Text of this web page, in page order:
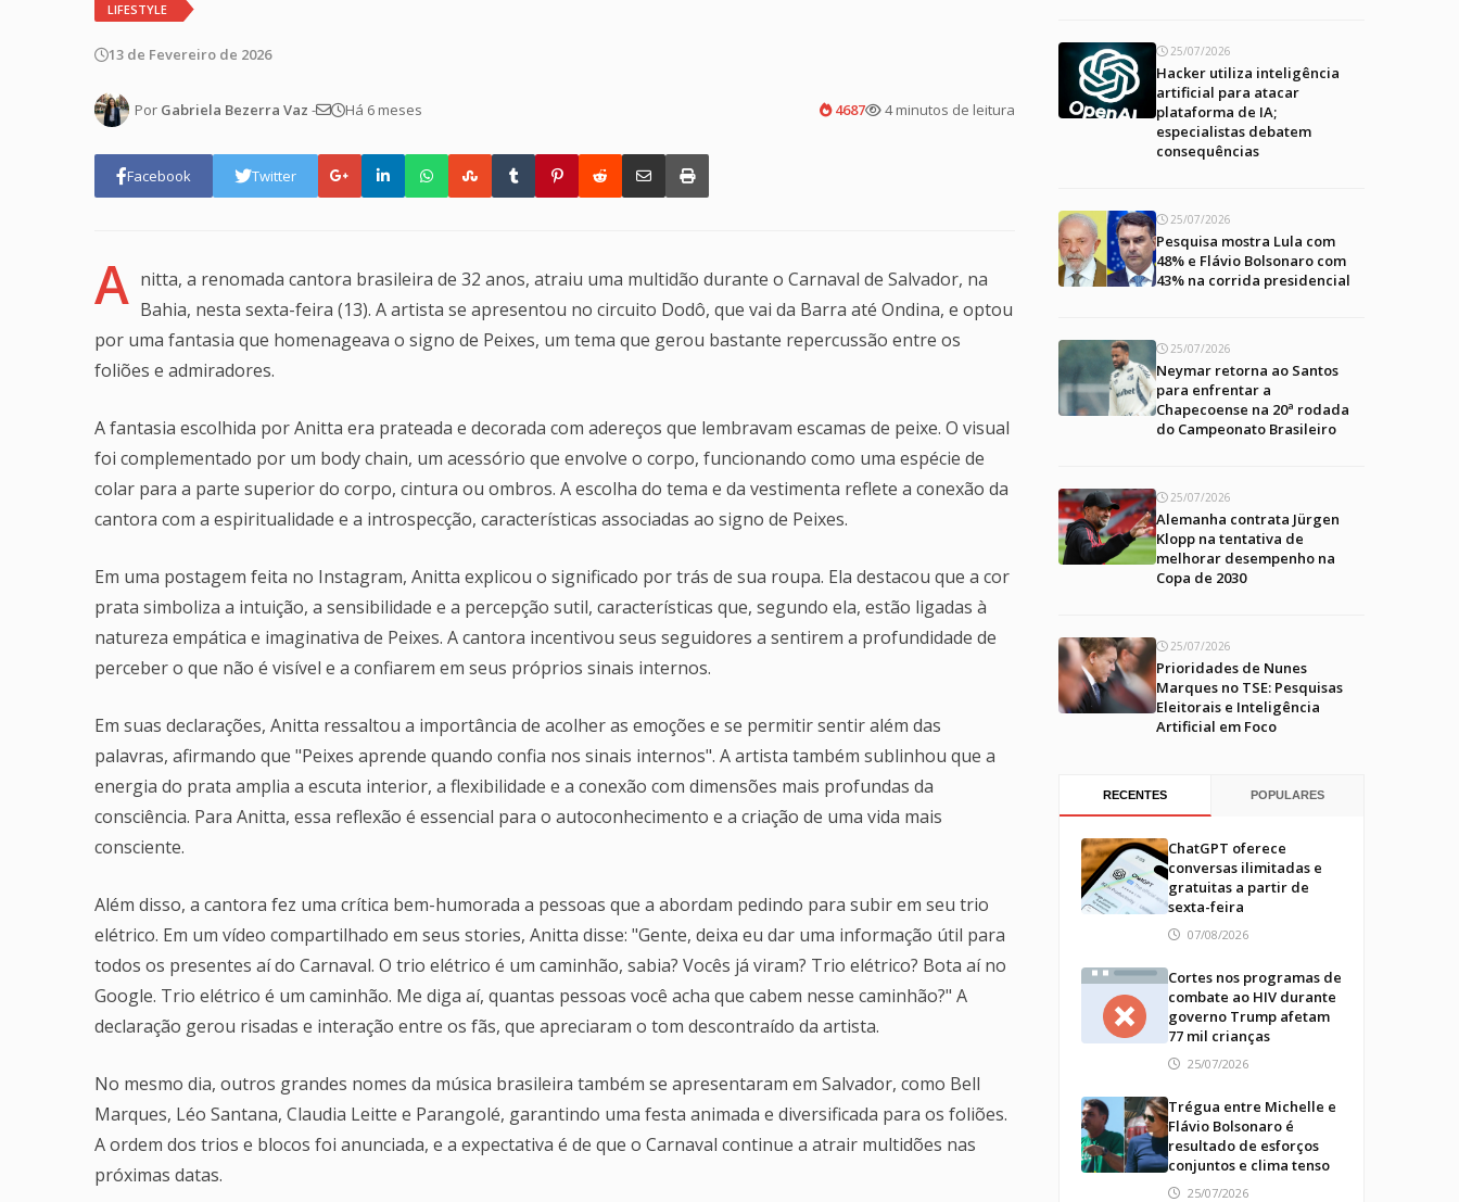
LIFESTYLE
13 de Fevereiro de 2026
Por Gabriela Bezerra Vaz - Há 6 meses 4687 4 minutos de leitura
Facebook Twitter
A nitta, a renomada cantora brasileira de 32 anos, atraiu uma multidão durante o Carnaval de Salvador, na
Bahia, nesta sexta-feira (13). A artista se apresentou no circuito Dodô, que vai da Barra até Ondina, e optou
por uma fantasia que homenageava o signo de Peixes, um tema que gerou bastante repercussão entre os
foliões e admiradores.
A fantasia escolhida por Anitta era prateada e decorada com adereços que lembravam escamas de peixe. O visual
foi complementado por um body chain, um acessório que envolve o corpo, funcionando como uma espécie de
colar para a parte superior do corpo, cintura ou ombros. A escolha do tema e da vestimenta reflete a conexão da
cantora com a espiritualidade e a introspecção, características associadas ao signo de Peixes.
Em uma postagem feita no Instagram, Anitta explicou o significado por trás de sua roupa. Ela destacou que a cor
prata simboliza a intuição, a sensibilidade e a percepção sutil, características que, segundo ela, estão ligadas à
natureza empática e imaginativa de Peixes. A cantora incentivou seus seguidores a sentirem a profundidade de
perceber o que não é visível e a confiarem em seus próprios sinais internos.
Em suas declarações, Anitta ressaltou a importância de acolher as emoções e se permitir sentir além das
palavras, afirmando que "Peixes aprende quando confia nos sinais internos". A artista também sublinhou que a
energia do prata amplia a escuta interior, a flexibilidade e a conexão com dimensões mais profundas da
consciência. Para Anitta, essa reflexão é essencial para o autoconhecimento e a criação de uma vida mais
consciente.
Além disso, a cantora fez uma crítica bem-humorada a pessoas que a abordam pedindo para subir em seu trio
elétrico. Em um vídeo compartilhado em seus stories, Anitta disse: "Gente, deixa eu dar uma informação útil para
todos os presentes aí do Carnaval. O trio elétrico é um caminhão, sabia? Vocês já viram? Trio elétrico? Bota aí no
Google. Trio elétrico é um caminhão. Me diga aí, quantas pessoas você acha que cabem nesse caminhão?" A
declaração gerou risadas e interação entre os fãs, que apreciaram o tom descontraído da artista.
No mesmo dia, outros grandes nomes da música brasileira também se apresentaram em Salvador, como Bell
Marques, Léo Santana, Claudia Leitte e Parangolé, garantindo uma festa animada e diversificada para os foliões.
A ordem dos trios e blocos foi anunciada, e a expectativa é de que o Carnaval continue a atrair multidões nas
próximas datas.
25/07/2026
Hacker utiliza inteligência
artificial para atacar
plataforma de IA;
especialistas debatem
consequências
25/07/2026
Pesquisa mostra Lula com
48% e Flávio Bolsonaro com
43% na corrida presidencial
25/07/2026
Neymar retorna ao Santos
para enfrentar a
Chapecoense na 20ª rodada
do Campeonato Brasileiro
25/07/2026
Alemanha contrata Jürgen
Klopp na tentativa de
melhorar desempenho na
Copa de 2030
25/07/2026
Prioridades de Nunes
Marques no TSE: Pesquisas
Eleitorais e Inteligência
Artificial em Foco
RECENTES POPULARES
ChatGPT oferece
conversas ilimitadas e
gratuitas a partir de
sexta-feira
07/08/2026
Cortes nos programas de
combate ao HIV durante
governo Trump afetam
77 mil crianças
25/07/2026
Trégua entre Michelle e
Flávio Bolsonaro é
resultado de esforços
conjuntos e clima tenso
25/07/2026